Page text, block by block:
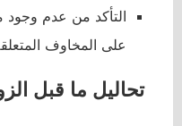
التأكد من عدم وجود
على المخاوف
تحاليل ما قبل